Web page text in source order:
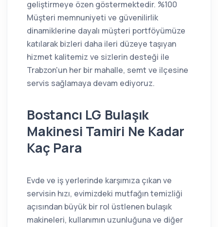
geliştirmeye özen göstermektedir. %100
Müşteri memnuniyeti ve güvenilirlik
dinamiklerine dayalı müşteri portföyümüze
katılarak bizleri daha ileri düzeye taşıyan
hizmet kalitemiz ve sizlerin desteği ile
Trabzon'un her bir mahalle, semt ve ilçesine
servis sağlamaya devam ediyoruz.
Bostancı LG Bulaşık
Makinesi Tamiri Ne Kadar
Kaç Para
Evde ve iş yerlerinde karşımıza çıkan ve
servisin hızı, evimizdeki mutfağın temizliği
açısından büyük bir rol üstlenen bulaşık
makineleri, kullanımın uzunluğuna ve diğer